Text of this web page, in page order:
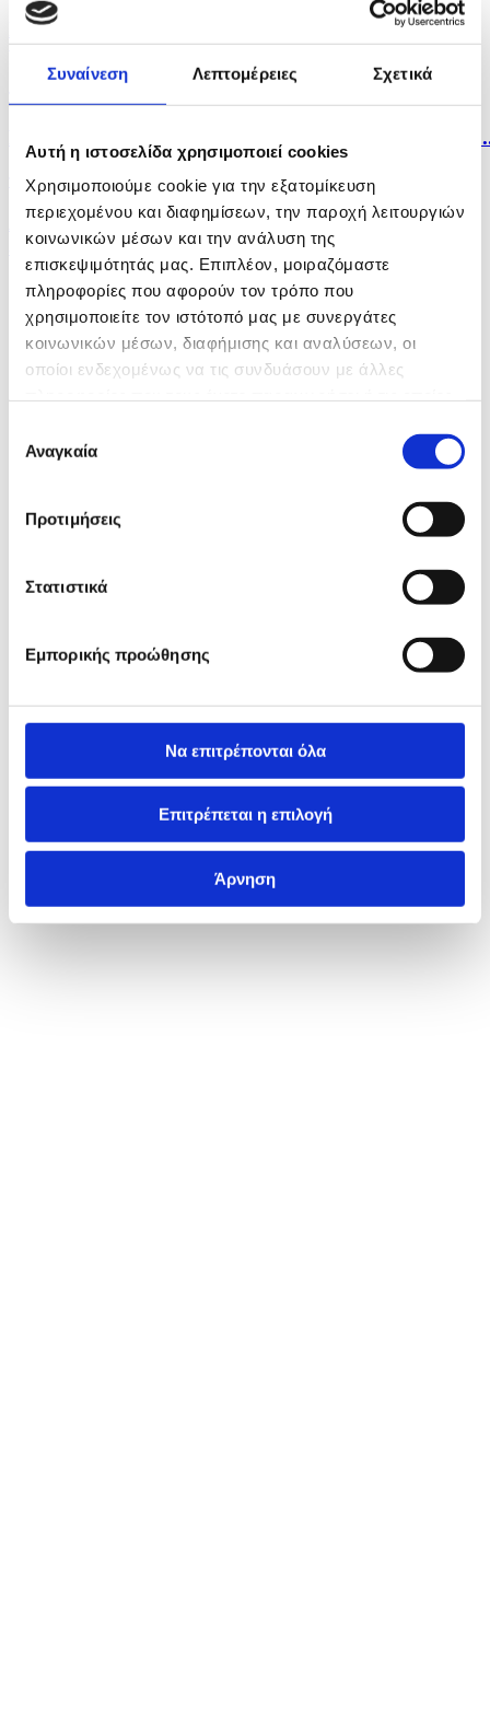
Συναίνεση Λεπτομέρειες Σχετικά
Αυτή η ιστοσελίδα χρησιμοποιεί cookies
Χρησιμοποιούμε cookie για την εξατομίκευση
περιεχομένου και διαφημίσεων, την παροχή λειτουργιών
κοινωνικών μέσων και την ανάλυση της
επισκεψιμότητάς μας. Επιπλέον, μοιραζόμαστε
πληροφορίες που αφορούν τον τρόπο που
χρησιμοποιείτε τον ιστότοπό μας με συνεργάτες
κοινωνικών μέσων, διαφήμισης και αναλύσεων, οι
οποίοι ενδεχομένως να τις συνδυάσουν με άλλες
των υπηρεσιών τους.
συγκατάθεσης
Αναγκαία
Προτιμήσεις
Στατιστικά
Εμπορικής προώθησης
Να επιτρέπονται όλα
Επιτρέπεται η επιλογή
Άρνηση
Στην παρουσία ΠτΔ και άλλων επισήμων τιμήθηκε η
μνήμη...
Η Σόφια κατηγορεί το Κίεβο για το μη
πριν 5 ώρες
Λίβανος: Η Βηρυτός αναφέρει ισραηλινή εισβολή σε
ένα...